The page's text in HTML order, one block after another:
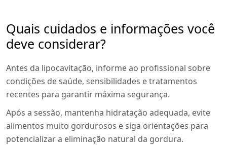
Quais cuidados e informações você
deve considerar?
Antes da lipocavitação, informe ao profissional sobre
condições de saúde, sensibilidades e tratamentos
recentes para garantir máxima segurança.
Após a sessão, mantenha hidratação adequada, evite
alimentos muito gordurosos e siga orientações para
potencializar a eliminação natural da gordura.